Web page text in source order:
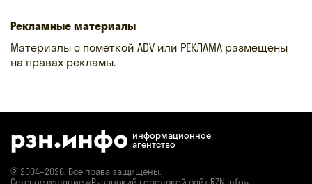
​Рекламные материалы
Материалы с пометкой ADV или РЕКЛАМА размещены
на правах рекламы.
информационное
агентство
© 2004–2026. Все права защищены.